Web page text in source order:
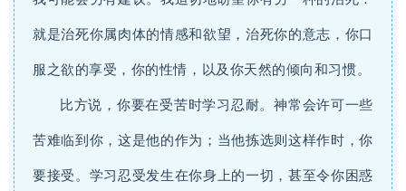
就是治死你属肉体的情感和欲望，治死你的意志，你口
服之欲的享受，你的性情，以及你天然的倾向和习惯。
比方说，你要在受苦时学习忍耐。神常会许可一些
苦难临到你，这是他的作为；当他拣选则这样作时，你
要接受。学习忍受发生在你身上的一切，甚至令你困惑